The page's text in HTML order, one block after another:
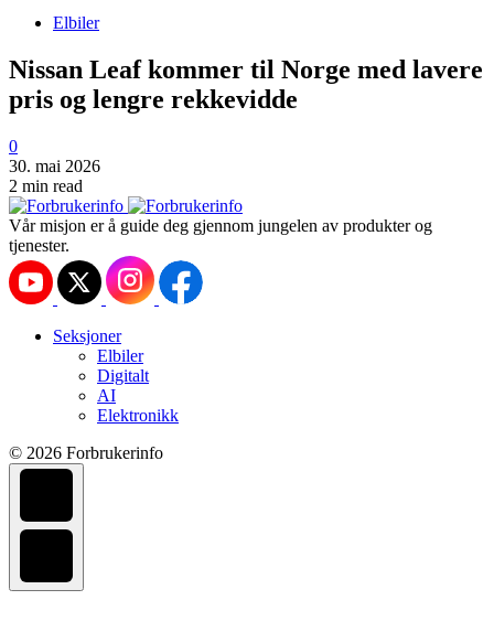
Elbiler
Nissan Leaf kommer til Norge med lavere
pris og lengre rekkevidde
0
30. mai 2026
2 min read
Vår misjon er å guide deg gjennom jungelen av produkter og
tjenester.
Seksjoner
Elbiler
Digitalt
AI
Elektronikk
© 2026 Forbrukerinfo